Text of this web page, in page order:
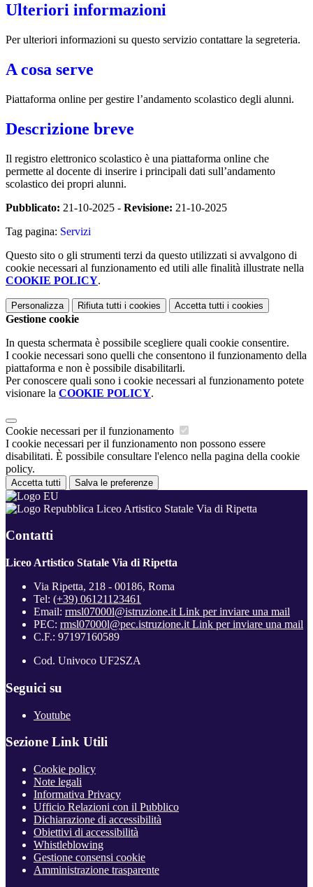
Ulteriori informazioni
Per ulteriori informazioni su questo servizio contattare la segreteria.
A cosa serve
Piattaforma online per gestire l’andamento scolastico degli alunni.
Descrizione breve
Il registro elettronico scolastico è una piattaforma online che
permette al docente di inserire i principali dati sull’andamento
scolastico dei propri alunni.
Pubblicato: 21-10-2025 - Revisione: 21-10-2025
Tag pagina: Servizi
Questo sito o gli strumenti terzi da questo utilizzati si avvalgono di
cookie necessari al funzionamento ed utili alle finalità illustrate nella
COOKIE POLICY.
Personalizza Rifiuta tutti i cookies Accetta tutti i cookies
Gestione cookie
In questa schermata è possibile scegliere quali cookie consentire.
I cookie necessari sono quelli che consentono il funzionamento della
piattaforma e non è possibile disabilitarli.
Per conoscere quali sono i cookie necessari al funzionamento potete
visionare la COOKIE POLICY.
Cookie necessari per il funzionamento
I cookie necessari per il funzionamento non possono essere
disabilitati. È possibile consultare l'elenco nella pagina della cookie
policy.
Accetta tutti Salva le preferenze
Liceo Artistico Statale Via di Ripetta
Contatti
Liceo Artistico Statale Via di Ripetta
Via Ripetta, 218 - 00186, Roma
Tel: (+39) 06121123461
Email: rmsl07000l@istruzione.it Link per inviare una mail
PEC: rmsl07000l@pec.istruzione.it Link per inviare una mail
C.F.: 97197160589
Cod. Univoco UF2SZA
Seguici su
Youtube
Sezione Link Utili
Cookie policy
Note legali
Informativa Privacy
Ufficio Relazioni con il Pubblico
Dichiarazione di accessibilità
Obiettivi di accessibilità
Whistleblowing
Gestione consensi cookie
Amministrazione trasparente